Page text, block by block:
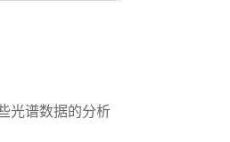
光谱数据的分析